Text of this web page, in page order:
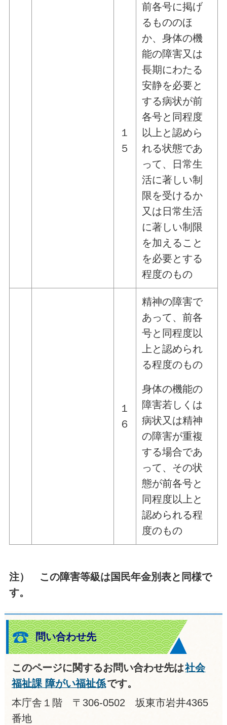
１
５
前各号に掲げ
るもののほ
か、身体の機
能の障害又は
長期にわたる
安静を必要と
する病状が前
各号と同程度
以上と認めら
れる状態であ
って、日常生
活に著しい制
限を受けるか
又は日常生活
に著しい制限
を加えること
を必要とする
程度のもの
１
６
精神の障害で
あって、前各
号と同程度以
上と認められ
る程度のもの
身体の機能の
障害若しくは
病状又は精神
の障害が重複
する場合であ
って、その状
態が前各号と
同程度以上と
認められる程
度のもの
注） この障害等級は国民年金別表と同様で
す。
問い合わせ先
このページに関するお問い合わせ先は社会
福祉課 障がい福祉係です。
本庁舎１階 〒306-0502 坂東市岩井4365
番地